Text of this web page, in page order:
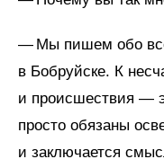
— Мы пишем обо
в Бобруйске. К
и происшествия —
просто обязаны
и заключается